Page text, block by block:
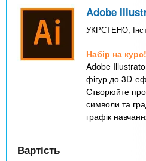
Adobe
УКРСТЕНО,
Набір на курс!
Adobe
фігур до 3D-
Створюйте
символи та
графік
Вартість